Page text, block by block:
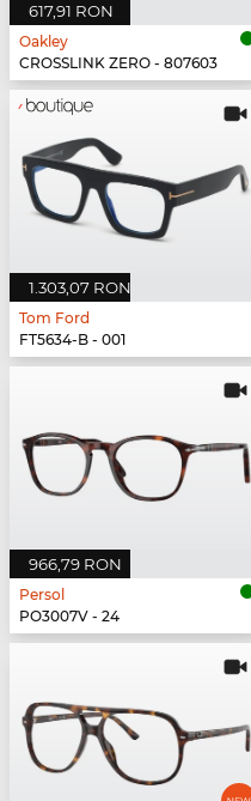
617,91 RON
Oakley
CROSSLINK ZERO - 807603
1.303,07 RON
Tom Ford
FT5634-B - 001
966,79 RON
Persol
PO3007V - 24